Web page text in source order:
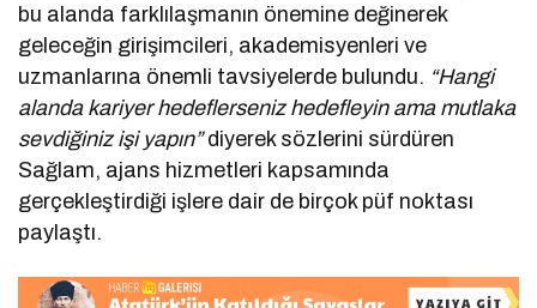
bu alanda farklılaşmanın önemine değinerek
geleceğin girişimcileri, akademisyenleri ve
uzmanlarına önemli tavsiyelerde bulundu. “Hangi
alanda kariyer hedeflerseniz hedefleyin ama mutlaka
sevdiğiniz işi yapın”diyerek sözlerini sürdüren
Sağlam, ajans hizmetleri kapsamında
gerçekleştirdiği işlere dair de birçok püf noktası
paylaştı.